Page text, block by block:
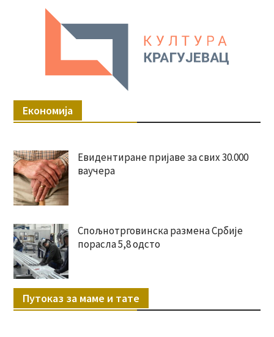
Економија
Евидентиране пријаве за свих 30.000
ваучера
Спољнотрговинска размена Србије
порасла 5,8 одсто
Путоказ за маме и тате